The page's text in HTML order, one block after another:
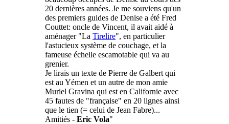
20 dernières années. Je me souviens qu'un
des premiers guides de Denise a été Fred
Couttet: oncle de Vincent, il avait aidé à
aménager "La Tirelire", en particulier
l'astucieux système de couchage, et la
fameuse échelle escamotable qui va au
grenier.
Je lirais un texte de Pierre de Galbert qui
est au Yémen et un autre de mon amie
Muriel Gravina qui est en Californie avec
45 fautes de "française" en 20 lignes ainsi
que le tien (= celui de Jean Fabre)...
Amitiés - Eric Vola"